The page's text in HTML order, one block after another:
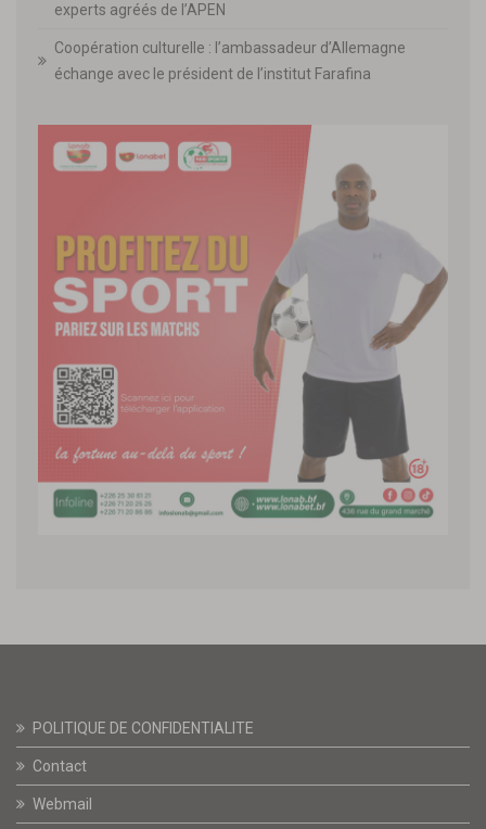
experts agréés de l’APEN
Coopération culturelle : l’ambassadeur d’Allemagne
échange avec le président de l’institut Farafina
POLITIQUE DE CONFIDENTIALITE
Contact
Webmail